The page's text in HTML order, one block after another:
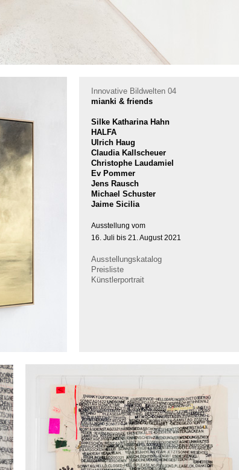
Innovative Bildwelten 04
mianki & friends
Silke Katharina Hahn
HALFA
Ulrich Haug
Claudia Kallscheuer
Christophe Laudamiel
Ev Pommer
Jens Rausch
Michael Schuster
Jaime Sicilia
Ausstellung vom
16. Juli bis 21. August 2021
Ausstellungskatalog
Preisliste
Künstlerportrait